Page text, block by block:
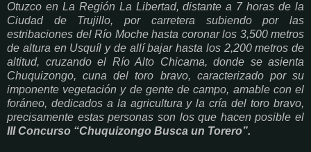
Otuzco en La Región La Libertad, distante a 7 horas de la
Ciudad de Trujillo, por carretera subiendo por las
estribaciones del Río Moche hasta coronar los 3,500 metros
de altura en Usquíl y de allí bajar hasta los 2,200 metros de
altitud, cruzando el Río Alto Chicama, donde se asienta
Chuquizongo, cuna del toro bravo, caracterizado por su
imponente vegetación y de gente de campo, amable con el
foráneo, dedicados a la agricultura y la cría del toro bravo,
precisamente estas personas son los que hacen posible el
III Concurso “Chuquizongo Busca un Torero”.